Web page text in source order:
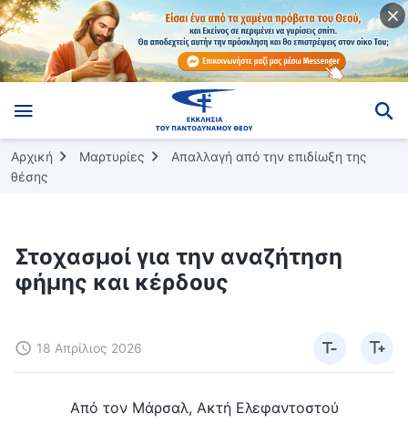
Αρχική Μαρτυρίες
Απαλλαγή από την επιδίωξη της
θέσης
Στοχασμοί για την αναζήτηση
φήμης και κέρδους
18 Απρίλιος 2026
Από τον Μάρσαλ, Ακτή Ελεφαντοστού